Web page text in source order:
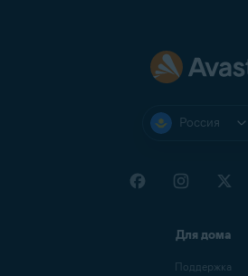
Россия
Для дома
Поддержка